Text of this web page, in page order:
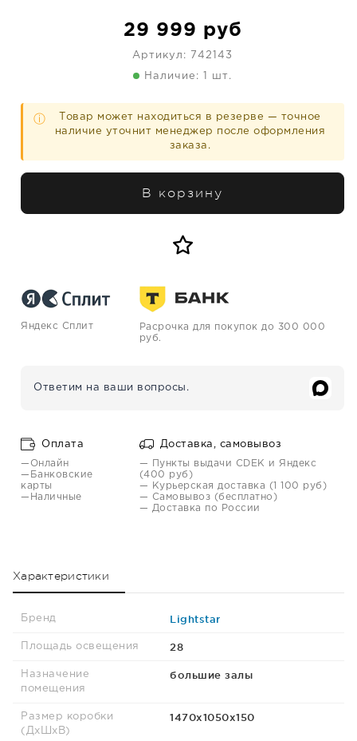
29 999 руб
Артикул: 742143
Наличие: 1 шт.
ⓘ
Товар может находиться в резерве — точное
наличие уточнит менеджер после оформления
заказа.
В корзину
Яндекс Сплит
Расрочка для покупок до 300 000
руб.
Ответим на ваши вопросы.
Оплата
—Онлайн
—Банковские
карты
—Наличные
Доставка, самовывоз
— Пункты выдачи CDEK и Яндекс
(400 руб)
— Курьерская доставка (1 100 руб)
— Самовывоз (бесплатно)
— Доставка по России
Характеристики
Бренд Lightstar
Площадь освещения 28
Назначение
помещения
большие залы
Размер коробки
(ДхШхВ)
1470х1050х150